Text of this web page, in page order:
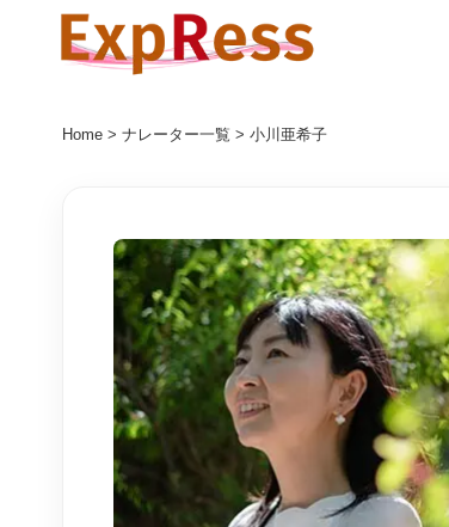
Home > ナレーター一覧 > 小川亜希子